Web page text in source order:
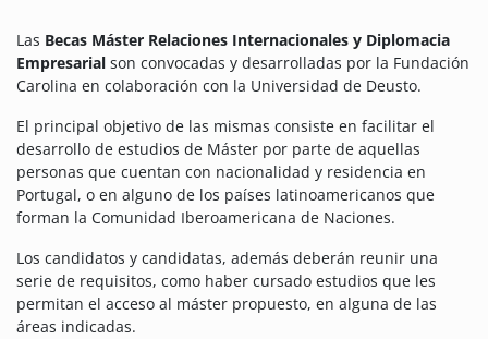
Las Becas Máster Relaciones Internacionales y Diplomacia
Empresarial son convocadas y desarrolladas por la Fundación
Carolina en colaboración con la Universidad de Deusto.
El principal objetivo de las mismas consiste en facilitar el
desarrollo de estudios de Máster por parte de aquellas
personas que cuentan con nacionalidad y residencia en
Portugal, o en alguno de los países latinoamericanos que
forman la Comunidad Iberoamericana de Naciones.
Los candidatos y candidatas, además deberán reunir una
serie de requisitos, como haber cursado estudios que les
permitan el acceso al máster propuesto, en alguna de las
áreas indicadas.